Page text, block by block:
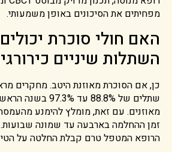
מפחיתים את הסיכונים באופן משמעותי.
האם חולי סוכרת
השתלות שיניים
כן, אם הסוכרת מאוזנת היטב. מחקרים
שתלים של 88.8% עד
מאוזנים. עם זאת, מומלץ להימנע
זמן ההחלמה בארבעה עד שמונה
הרופא המטפל טרם קבלת החלטה על